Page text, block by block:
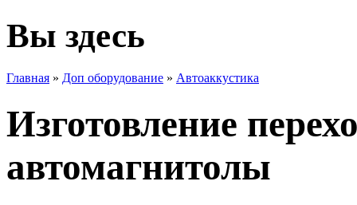
Вы здесь
Главная » Доп оборудование » Автоаккустика
Изготовление
автомагнитолы